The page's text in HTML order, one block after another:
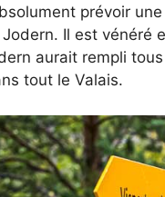
prévoir
Il est vénéré
aurait rempli
tout le Valais.